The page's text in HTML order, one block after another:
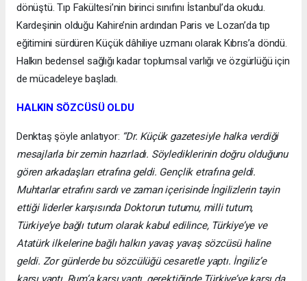
dönüştü. Tıp Fakültesi’nin birinci sınıfını İstanbul’da okudu.
Kardeşinin olduğu Kahire’nin ardından Paris ve Lozan’da tıp
eğitimini sürdüren Küçük dâhiliye uzmanı olarak Kıbrıs’a döndü.
Halkın bedensel sağlığı kadar toplumsal varlığı ve özgürlüğü için
de mücadeleye başladı.
HALKIN SÖZCÜSÜ OLDU
Denktaş şöyle anlatıyor: “Dr. Küçük gazetesiyle halka verdiği
mesajlarla bir zemin hazırladı. Söylediklerinin doğru olduğunu
gören arkadaşları etrafına geldi. Gençlik etrafına geldi.
Muhtarlar etrafını sardı ve zaman içerisinde İngilizlerin tayin
ettiği liderler karşısında Doktorun tutumu, milli tutum,
Türkiye’ye bağlı tutum olarak kabul edilince, Türkiye’ye ve
Atatürk ilkelerine bağlı halkın yavaş yavaş sözcüsü haline
geldi. Zor günlerde bu sözcülüğü cesaretle yaptı. İngiliz’e